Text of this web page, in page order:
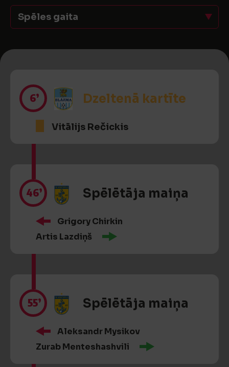
Spēles gaita
6’ Dzeltenā kartīte
Vitālijs Rečickis
46’ Spēlētāja maiņa
Grigory Chirkin
Artis Lazdiņš
55’ Spēlētāja maiņa
Aleksandr Mysikov
Zurab Menteshashvili